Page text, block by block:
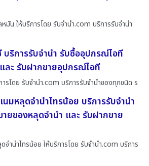
น ให้บริการโดย รับจํานํา.com บริการรับจำนำ
บริการรับจำนำ รับซื้ออุปกรณ์ไอที
ละ รับฝากขายอุปกรณ์ไอที
ารโดย รับจํานํา.com บริการรับจำนำของทุกชนิด ร
นมหลุดจำนำไทรน้อย บริการรับจำนำ
ยของหลุดจำนำ และ รับฝากขาย
จำนำไทรน้อย ให้บริการโดย รับจํานํา.com บริการ